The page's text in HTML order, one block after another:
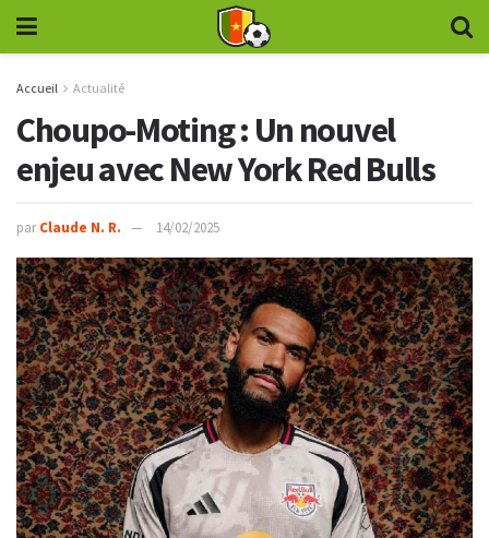
Accueil Actualité
Choupo-Moting : Un nouvel
enjeu avec New York Red Bulls
par Claude N. R. 14/02/2025